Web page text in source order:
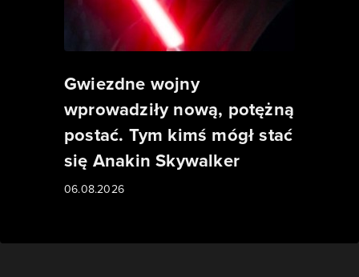
Gwiezdne wojny
wprowadziły nową, potężną
postać. Tym kimś mógł stać
się Anakin Skywalker
06.08.2026